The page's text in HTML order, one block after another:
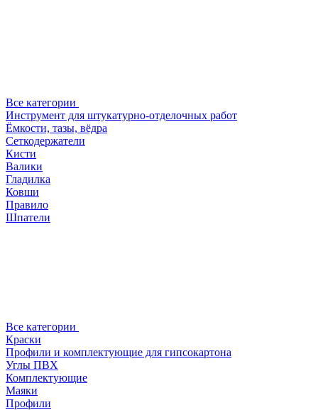
Все категории
Инструмент для штукатурно-отделочных работ
Ёмкости, тазы, вёдра
Сеткодержатели
Кисти
Валики
Гладилка
Ковши
Правило
Шпатели
Все категории
Краски
Профили и комплектующие для гипсокартона
Углы ПВХ
Комплектующие
Маяки
Профили